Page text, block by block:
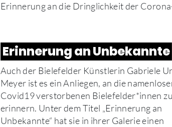
Erinnerung an die Dringlichkeit der
Erinnerung an Unbekannte
Auch der Bielefelder Künstlerin Gabriele
Meyer ist es ein Anliegen, an die
Covid19 verstorbenen Bielefelder*innen zu
erinnern. Unter dem Titel „Erinnerung an
Unbekannte“ hat sie in ihrer Galerie einen